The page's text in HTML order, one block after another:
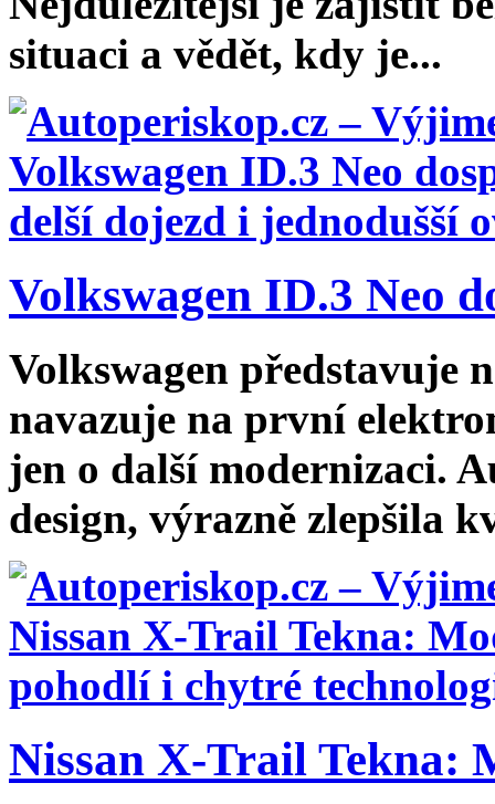
situaci a vědět, kdy je...
Volkswagen ID.3 Neo
Volkswagen představuje
navazuje na první
jen o další modernizaci.
design, výrazně zlepšila
Nissan X-Trail Tekna: